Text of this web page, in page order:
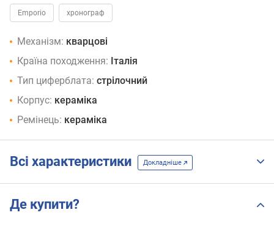
Emporio хронограф
Механізм: кварцові
Країна походження: Італія
Тип циферблата: стрілочний
Корпус: кераміка
Ремінець: кераміка
Всі характеристики Докладніше
Де купити?